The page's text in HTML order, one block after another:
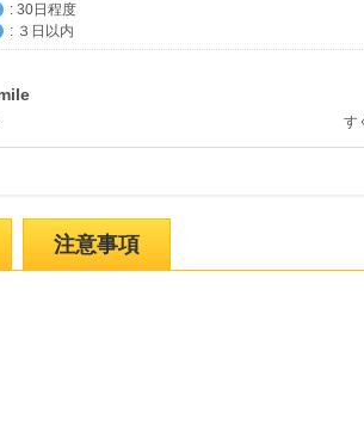
: 30日程度
: ３日以内
す
注意事項